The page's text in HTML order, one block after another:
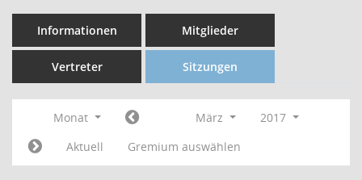
Informationen Mitglieder
Vertreter Sitzungen
Monat März
2017
Aktuell
Gremium auswählen